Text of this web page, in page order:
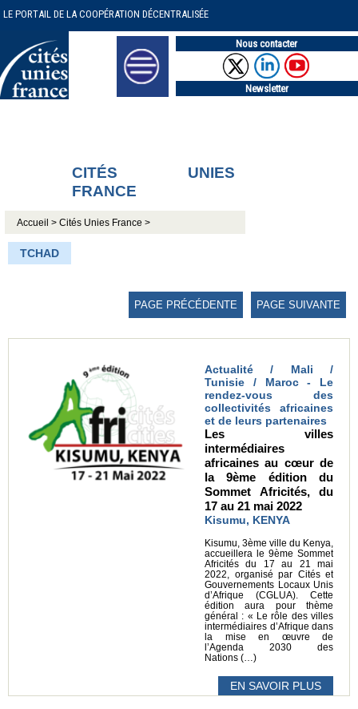
LE PORTAIL DE LA COOPÉRATION DÉCENTRALISÉE
Nous contacter
Newsletter
CITÉS UNIES
FRANCE
Accueil >Cités Unies France >
TCHAD
PAGE PRÉCÉDENTE PAGE SUIVANTE
Actualité / Mali /
Tunisie / Maroc - Le
rendez-vous des
collectivités africaines
et de leurs partenaires
Les villes
intermédiaires
africaines au cœur de
la 9ème édition du
Sommet Africités, du
17 au 21 mai 2022
Kisumu, KENYA
Kisumu, 3ème ville du Kenya,
accueillera le 9ème Sommet
Africités du 17 au 21 mai
2022, organisé par Cités et
Gouvernements Locaux Unis
d’Afrique (CGLUA). Cette
édition aura pour thème
général : « Le rôle des villes
intermédiaires d’Afrique dans
la mise en œuvre de
l’Agenda 2030 des
Nations (…)
EN SAVOIR PLUS